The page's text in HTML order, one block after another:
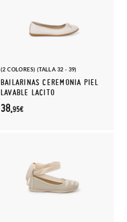
(2 COLORES) (TALLA 32 - 39)
BAILARINAS CEREMONIA PIEL
LAVABLE LACITO
38,95€